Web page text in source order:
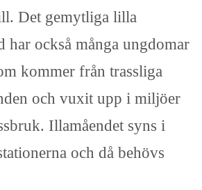
Det gemytliga lilla
har också många ungdomar
kommer från trassliga
och vuxit upp i miljöer
Illamåendet syns i
och då behövs